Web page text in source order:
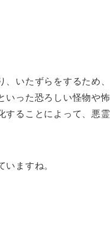
いたずらをするため、
いった恐ろしい怪物や怖
することによって、悪霊
ますね。